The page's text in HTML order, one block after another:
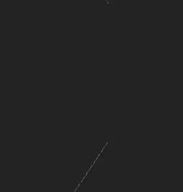
PUBLIER SES
DEVENIR